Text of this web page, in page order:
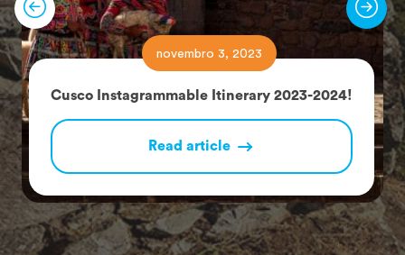
novembro 3, 2023
Cusco Instagrammable Itinerary 2023-2024!
Read article